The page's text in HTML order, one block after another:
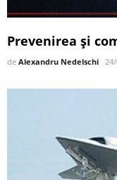
Prevenirea și
de Alexandru Nedelschi